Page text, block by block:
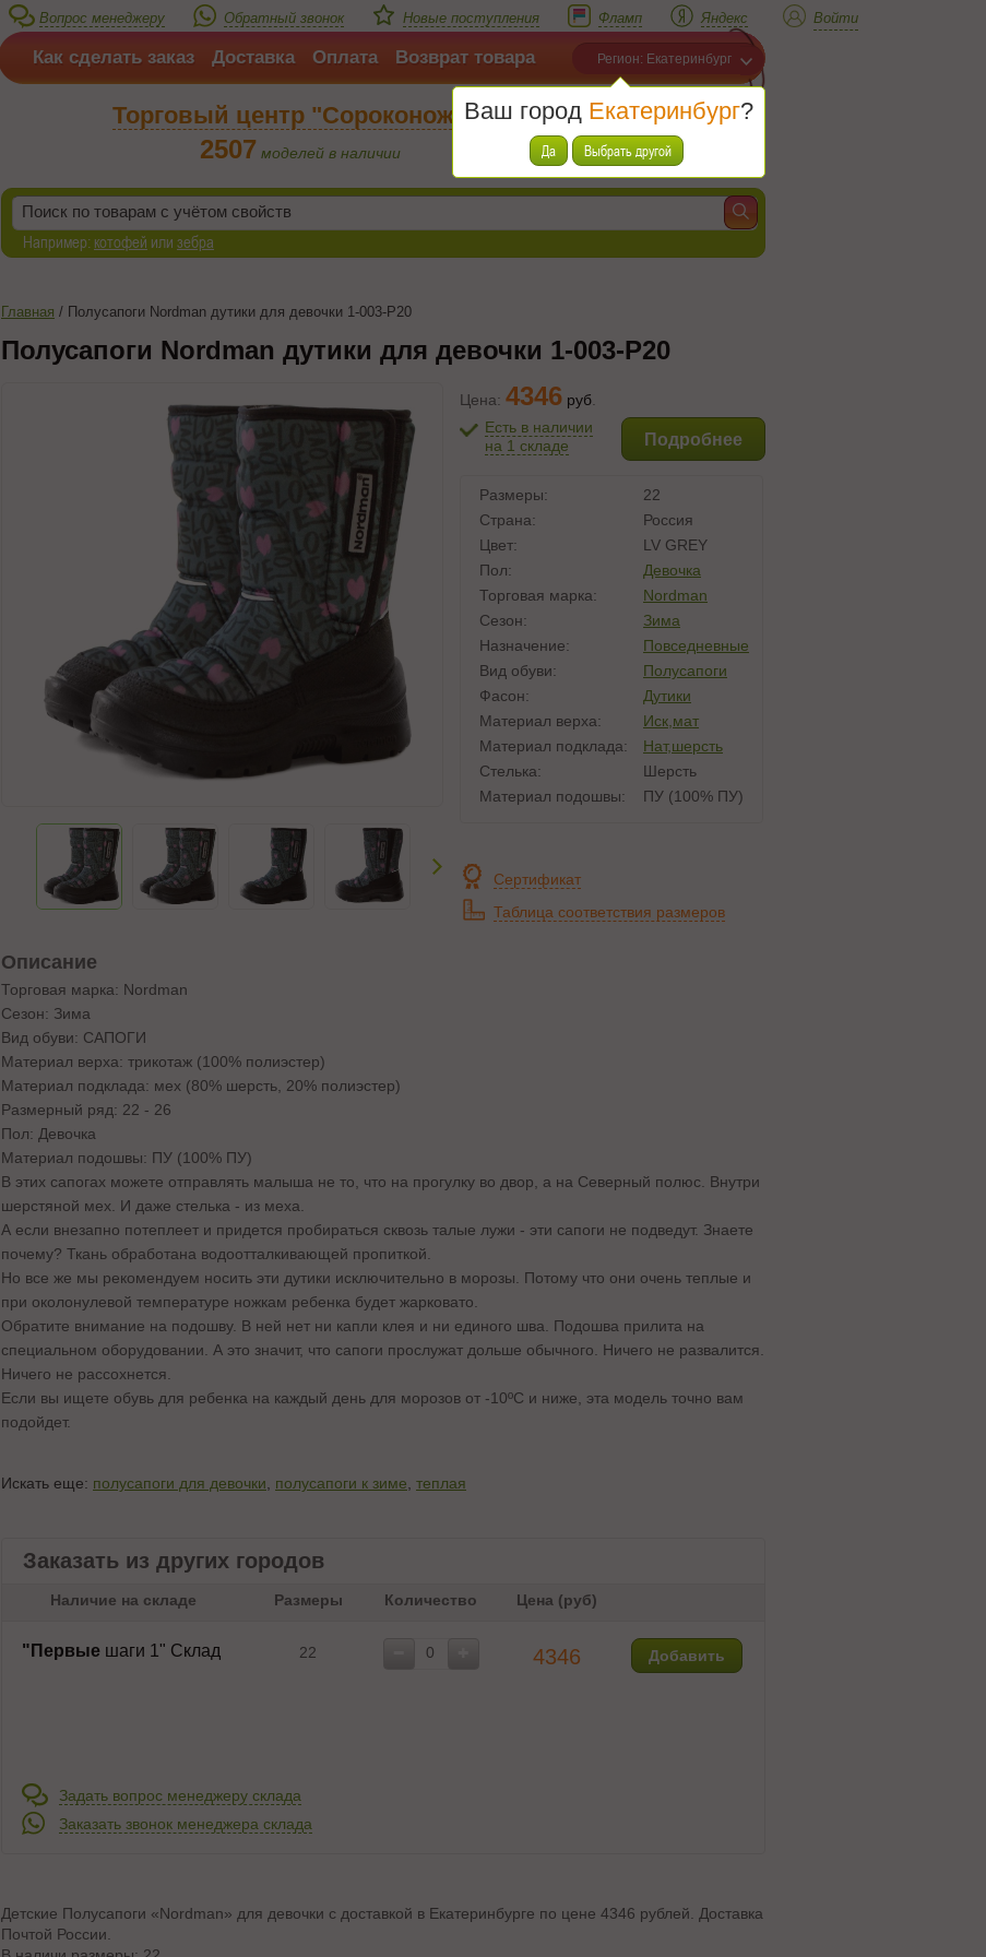
Например:котофей илизебра
Вопрос менеджеру Обратный звонок Новые поступления Фламп Яндекс Войти
Как сделать заказ Доставка Оплата Возврат товара Регион: Екатеринбург
Ваш город Екатеринбург?
Да Выбрать другой
Корзина
Товаров (
Торговый центр "Сороконожка"
2507 моделей в наличии
Главная / Полусапоги Nordman дутики для девочки 1-003-P20
Полусапоги Nordman дутики для девочки 1-003-P20
Цена: 4346 руб
Есть в наличии
на 1 складе
Подробнее
Размеры:
22
Страна:
Россия
Цвет:
LV GREY
Пол:
Девочка
Торговая марка:
Nordman
Сезон:
Зима
Назначение:
Повседневные
Вид обуви:
Полусапоги
Фасон:
Дутики
Материал верха:
Иск,мат
Материал подклада:
Нат,шерсть
Стелька:
Шерсть
Материал подошвы:
ПУ (100% ПУ)
Сертификат
Таблица соответствия размеров
Описание
Торговая марка: Nordman
Сезон: Зима
Вид обуви: САПОГИ
Материал верха: трикотаж (100% полиэстер)
Материал подклада: мех (80% шерсть, 20% полиэстер)
Размерный ряд: 22 - 26
Пол: Девочка
Материал подошвы: ПУ (100% ПУ)
В этих сапогах можете отправлять малыша не то, что на прогулку во двор, а на Северный полюс. Внутри
шерстяной мех. И даже стелька - из меха.
А если внезапно потеплеет и придется пробираться сквозь талые лужи - эти сапоги не подведут. Знаете
почему? Ткань обработана водоотталкивающей пропиткой.
Но все же мы рекомендуем носить эти дутики исключительно в морозы. Потому что они очень теплые и
при околонулевой температуре ножкам ребенка будет жарковато.
Обратите внимание на подошву. В ней нет ни капли клея и ни единого шва. Подошва прилита на
специальном оборудовании. А это значит, что сапоги прослужат дольше обычного. Ничего не развалится.
Ничего не рассохнется.
Если вы ищете обувь для ребенка на каждый день для морозов от -10ºС и ниже, эта модель точно вам
подойдет.
Искать еще: полусапоги для девочки полусапоги к зиме теплая
Заказать из других городов
Наличие на складе Размеры Количество Цена (руб)
"Первые шаги 1" Склад 22 4346 Добавить
Задать вопрос менеджеру склада
Заказать звонок менеджера склада
Детские Полусапоги «Nordman» для девочки с доставкой в Екатеринбурге по цене 4346 рублей. Доставка
Почтой России.